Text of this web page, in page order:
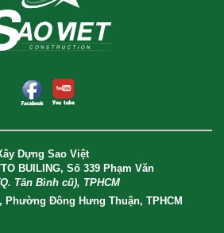
Dựng Sao Việt
BUILING, Số 339 Phạm Văn
Tân Bình cũ), TPHCM
Phường Đông Hưng Thuận, TPHCM